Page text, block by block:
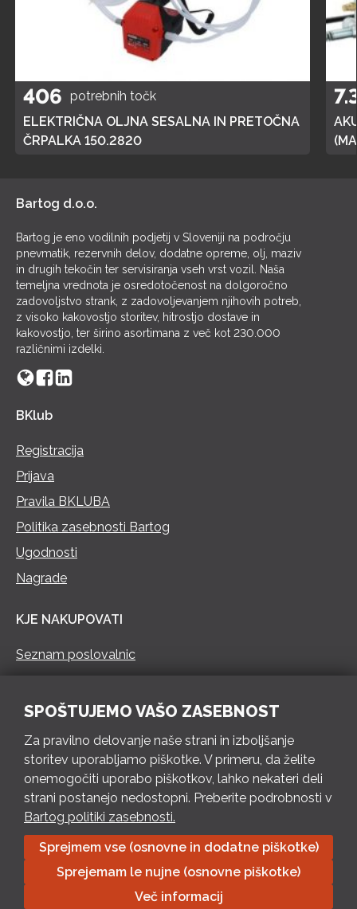
406 potrebnih točk
ELEKTRIČNA OLJNA SESALNA IN PRETOČNA
ČRPALKA 150.2820
Bartog d.o.o.
Bartog je eno vodilnih podjetij v Sloveniji na področju
pnevmatik, rezervnih delov, dodatne opreme, olj, maziv
in drugih tekočin ter servisiranja vseh vrst vozil. Naša
temeljna vrednota je osredotočenost na dolgoročno
zadovoljstvo strank, z zadovoljevanjem njihovih potreb,
z visoko kakovostjo storitev, hitrostjo dostave in
kakovostjo, ter širino asortimana z več kot 230.000
različnimi izdelki.
BKlub
Registracija
Prijava
Pravila BKLUBA
Politika zasebnosti Bartog
Ugodnosti
Nagrade
KJE NAKUPOVATI
Seznam poslovalnic
PON – PET 8 – 18 h / SOB 8 – 12 h
Pošlji e-mail
Izpolni kontaktni obrazec
Bartog d.o.o. Trebnje | ID: SI79128718 | IBAN: SI56 1010 0003
8174 248, Banka Intesa Sanpaolo d.d.| Predsednik Uprave:
Ivan Šantorić | Predsednik Nadzornega odbora: Ilija Tokić |
SPOŠTUJEMO VAŠO ZASEBNOST
Za pravilno delovanje naše strani in izboljšanje
storitev uporabljamo piškotke. V primeru, da želite
onemogočiti uporabo piškotkov, lahko nekateri deli
strani postanejo nedostopni. Preberite podrobnosti v
Bartog politiki zasebnosti.
Sprejmem vse (osnovne in dodatne piškotke)
Sprejemam le nujne (osnovne piškotke)
Več informacij